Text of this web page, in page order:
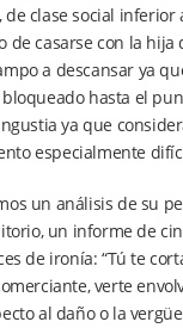
clase social
casarse con la
a descansar ya
hasta el
ya que
especialmente
un análisis de su
un informe de
de ironía: “Tú te
verte
al daño o la